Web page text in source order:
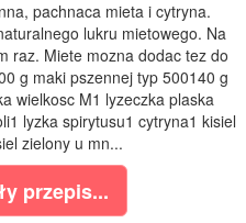
pachnaca mieta i cytryna.
lukru mietowego. Na
raz. Miete mozna dodac tez do
g maki pszennej typ 500140 g
wielkosc M1 lyzeczka plaska
lyzka spirytusu1 cytryna1 kisiel
zielony u mn...
przepis...